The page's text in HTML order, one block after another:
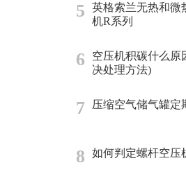
5
英格索兰无热和微
机R系列
6
空压机积碳什么原
决处理方法)
7 压缩空气储气罐定
8 如何判定螺杆空压